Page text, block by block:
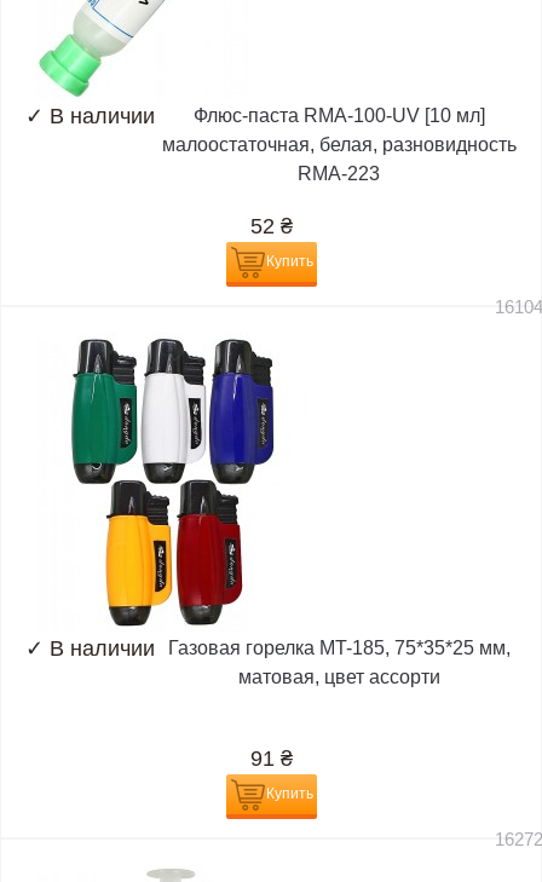
✓ В наличии
Флюс-паста RMA-100-UV [10 мл]
малоостаточная, белая, разновидность
RMA-223
52 ₴
Купить
✓ В наличии
Газовая горелка MT-185, 75*35*25 мм,
матовая, цвет ассорти
91 ₴
Купить